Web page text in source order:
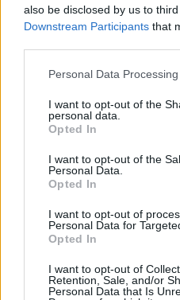
also be disclosed by us to
Downstream Participants that
Please note that this website/
not limited to your visit or
grant or deny consent to
use your data for below
consent section.
Personal Data
I want to opt-out of the
personal data.
Opted In
I want to opt-out of the
Personal Data.
Opted In
I want to opt-out of
Personal Data for
Opted In
I want to opt-out of
Retention, Sale, and/or
Personal Data that Is